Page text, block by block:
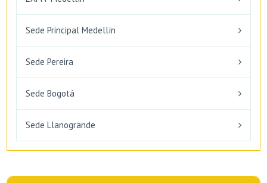
Sede Principal Medellín
Sede Pereira
Sede Bogotá
Sede Llanogrande